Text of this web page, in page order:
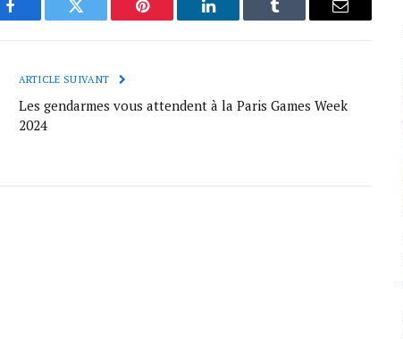
Facebook Twitter Pinterest LinkedIn Tumblr Courriel
ARTICLE SUIVANT
Les gendarmes vous attendent à la Paris Games Week
2024